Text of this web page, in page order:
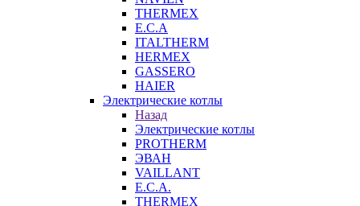
THERMEX
E.C.A
ITALTHERM
HERMEX
GASSERO
HAIER
Электрические котлы
Назад
Электрические котлы
PROTHERM
ЭВАН
VAILLANT
E.C.A.
THERMEX